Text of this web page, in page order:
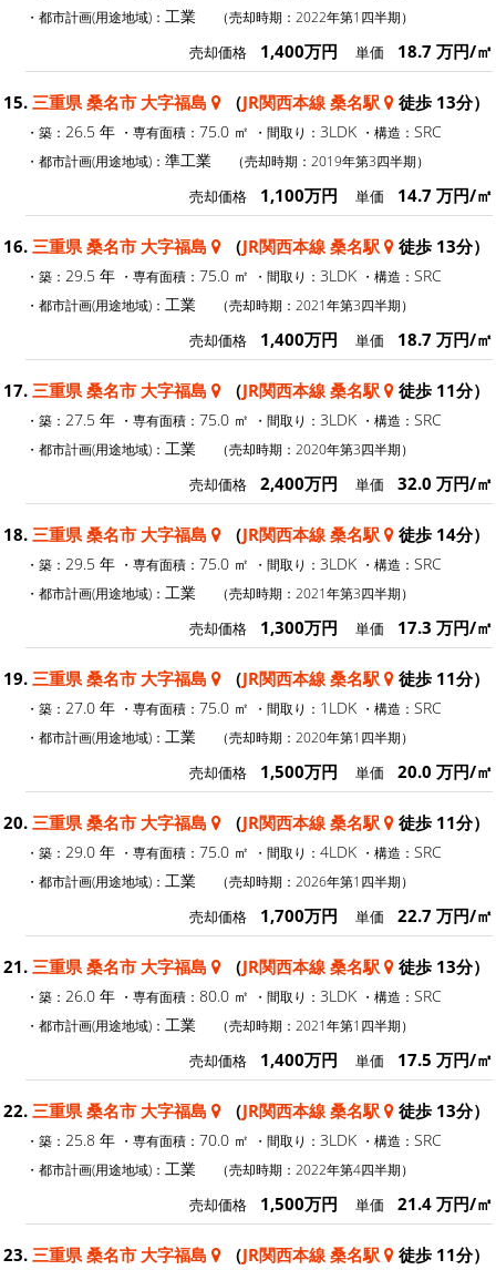
・都市計画(用途地域)： 工業 （売却時期：2022年第1四半期）
売却価格 1,400万円 単価 18.7 万円/㎡
15. 三重県 桑名市 大字福島 （JR関西本線 桑名駅 徒歩 13分）
・築： 26.5 年 ・専有面積： 75.0 ㎡ ・間取り： 3LDK ・構造： SRC
・都市計画(用途地域)： 準工業 （売却時期：2019年第3四半期）
売却価格 1,100万円 単価 14.7 万円/㎡
16. 三重県 桑名市 大字福島 （JR関西本線 桑名駅 徒歩 13分）
・築： 29.5 年 ・専有面積： 75.0 ㎡ ・間取り： 3LDK ・構造： SRC
・都市計画(用途地域)： 工業 （売却時期：2021年第3四半期）
売却価格 1,400万円 単価 18.7 万円/㎡
17. 三重県 桑名市 大字福島 （JR関西本線 桑名駅 徒歩 11分）
・築： 27.5 年 ・専有面積： 75.0 ㎡ ・間取り： 3LDK ・構造： SRC
・都市計画(用途地域)： 工業 （売却時期：2020年第3四半期）
売却価格 2,400万円 単価 32.0 万円/㎡
18. 三重県 桑名市 大字福島 （JR関西本線 桑名駅 徒歩 14分）
・築： 29.5 年 ・専有面積： 75.0 ㎡ ・間取り： 3LDK ・構造： SRC
・都市計画(用途地域)： 工業 （売却時期：2021年第3四半期）
売却価格 1,300万円 単価 17.3 万円/㎡
19. 三重県 桑名市 大字福島 （JR関西本線 桑名駅 徒歩 11分）
・築： 27.0 年 ・専有面積： 75.0 ㎡ ・間取り： 1LDK ・構造： SRC
・都市計画(用途地域)： 工業 （売却時期：2020年第1四半期）
売却価格 1,500万円 単価 20.0 万円/㎡
20. 三重県 桑名市 大字福島 （JR関西本線 桑名駅 徒歩 11分）
・築： 29.0 年 ・専有面積： 75.0 ㎡ ・間取り： 4LDK ・構造： SRC
・都市計画(用途地域)： 工業 （売却時期：2026年第1四半期）
売却価格 1,700万円 単価 22.7 万円/㎡
21. 三重県 桑名市 大字福島 （JR関西本線 桑名駅 徒歩 13分）
・築： 26.0 年 ・専有面積： 80.0 ㎡ ・間取り： 3LDK ・構造： SRC
・都市計画(用途地域)： 工業 （売却時期：2021年第1四半期）
売却価格 1,400万円 単価 17.5 万円/㎡
22. 三重県 桑名市 大字福島 （JR関西本線 桑名駅 徒歩 13分）
・築： 25.8 年 ・専有面積： 70.0 ㎡ ・間取り： 3LDK ・構造： SRC
・都市計画(用途地域)： 工業 （売却時期：2022年第4四半期）
売却価格 1,500万円 単価 21.4 万円/㎡
23. 三重県 桑名市 大字福島 （JR関西本線 桑名駅 徒歩 11分）